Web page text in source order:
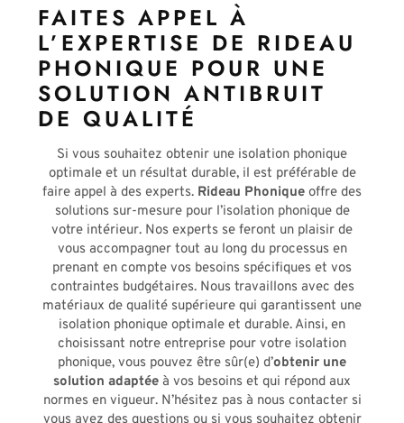
FAITES APPEL À
L’EXPERTISE DE RIDEAU
PHONIQUE POUR UNE
SOLUTION ANTIBRUIT
DE QUALITÉ
Si vous souhaitez obtenir une isolation phonique
optimale et un résultat durable, il est préférable de
faire appel à des experts. Rideau Phonique offre des
solutions sur-mesure pour l’isolation phonique de
votre intérieur. Nos experts se feront un plaisir de
vous accompagner tout au long du processus en
prenant en compte vos besoins spécifiques et vos
contraintes budgétaires. Nous travaillons avec des
matériaux de qualité supérieure qui garantissent une
isolation phonique optimale et durable. Ainsi, en
choisissant notre entreprise pour votre isolation
phonique, vous pouvez être sûr(e) d’obtenir une
solution adaptée à vos besoins et qui répond aux
normes en vigueur. N’hésitez pas à nous contacter si
vous avez des questions ou si vous souhaitez obtenir